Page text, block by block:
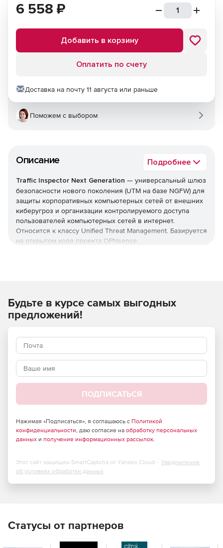
Описание Подробнее
Traffic Inspector Next Generation — универсальный шлюз
безопасности нового поколения (UTM на базе NGFW) для
защиты корпоративных компьютерных сетей от внешних
киберугроз и организации контролируемого доступа
пользователей компьютерных сетей в интернет.
Относится к классу Unified Threat Management. Базируется
на открытом коде проекта OPNsense.
также по протоколу SSH с использованием
терминального доступа. Решение разворачивается в
роли шлюза на границе корпоративной сети и позволяет
локальной сетью и интернетом.
Модельный ряд:
Программно-аппаратные комплексы:
Модели S300, S500: для средних корпоративных
сетей.
сетей.
10, 15, 20, 25, 30, 40, 50, 60, 70, 80, 90, 100, 125, 150, 200,
250, 300, 350, 400, 500 и более 500 лицензий.
6 558 ₽
Добавить в корзину
Оплатить по счету
Доставка на почту 11 августа или раньше
Поможем с выбором
Будьте в курсе самых выгодных
предложений!
ПОДПИСАТЬСЯ
Нажимая «Подписаться», я соглашаюсь с Политикой
конфиденциальности, даю согласие на обработку персональных
данных и получение информационных рассылок.
Этот сайт защищен SmartCaptcha от Yandex Cloud - Уведомление
об условиях обработки данных
Статусы от партнеров